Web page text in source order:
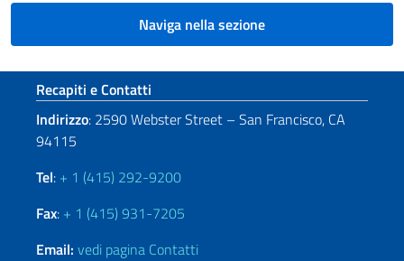
Naviga nella sezione
Sezione footer
Recapiti e Contatti
Indirizzo: 2590 Webster Street – San Francisco, CA
94115
Tel: + 1 (415) 292-9200
Fax: + 1 (415) 931-7205
Email: vedi pagina Contatti